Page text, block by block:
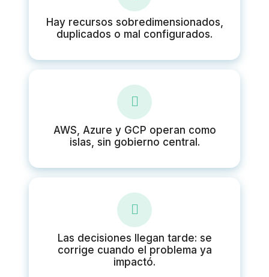
Hay recursos sobredimensionados,
duplicados o mal configurados.
AWS, Azure y GCP operan como
islas, sin gobierno central.
Las decisiones llegan tarde: se
corrige cuando el problema ya
impactó.